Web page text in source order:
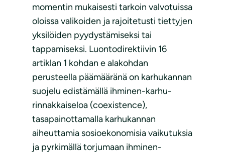
momentin mukaisesti tarkoin valvotuissa
oloissa valikoiden ja rajoitetusti tiettyjen
yksilöiden pyydystämiseksi tai
tappamiseksi. Luontodirektiivin 16
artiklan 1 kohdan e alakohdan
perusteella päämääränä on karhukannan
suojelu edistämällä ihminen-karhu-
rinnakkaiseloa (coexistence),
tasapainottamalla karhukannan
aiheuttamia sosioekonomisia vaikutuksia
ja pyrkimällä torjumaan ihminen-